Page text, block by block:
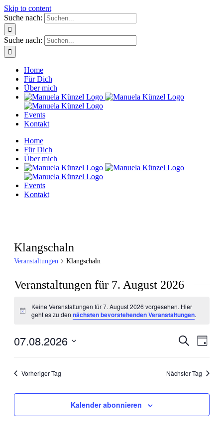
Skip to content
Suche nach:
Suche nach:
Home
Für Dich
Über mich
Events
Kontakt
Home
Für Dich
Über mich
Events
Kontakt
Klangschaln
Veranstaltungen Klangschaln
Veranstaltungen für 7. August 2026
Hinweis
Keine Veranstaltungen für 7. August 2026 vorgesehen. Hier
geht es zu dennächsten bevorstehenden Veranstaltungen.
Suche
Tag
07.08.2026
Vorheriger Tag
Nächster Tag
Kalender abonnieren